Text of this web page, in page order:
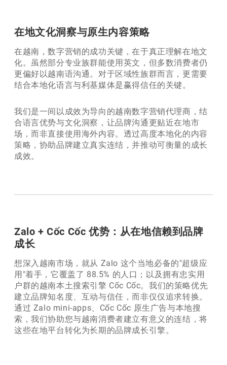
在地文化洞察与原生内容策略
在越南，数字营销的成功关键，在于真正理解在地文
化。虽然部分专业族群能使用英文，但多数消费者仍
更偏好以越南语沟通。对于区域性族群而言，更需要
结合本地化语言与利基媒体是赢得信任的关键。
我们是一间以成效为导向的越南数字营销代理商，结
合语言优势与文化洞察，让品牌沟通更贴近在地市
场，而非直接使用海外内容。透过高度本地化的内容
策略，协助品牌建立真实连结，并推动可衡量的成长
成效。
Zalo + Cốc Cốc 优势：从在地信赖到品牌
成长
想深入越南市场，就从 Zalo 这个当地必备的"超级应
用"着手，它覆盖了 88.5% 的人口；以及拥有忠实用
户群的越南本土搜索引擎 Cốc Cốc。我们的策略优先
建立品牌知名度、互动与信任，而非仅仅追求转换。
通过 Zalo mini-apps、Cốc Cốc 原生广告与本地搜
索，我们协助您与越南消费者建立有意义的连结，将
这些在地平台转化为长期的品牌成长引擎。